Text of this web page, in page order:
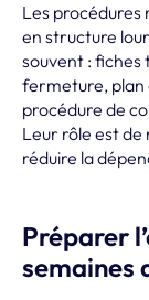
Les
en structure
souvent : fiches
fermeture, plan
procédure de
Leur rôle est
réduire la
Préparer
semaines